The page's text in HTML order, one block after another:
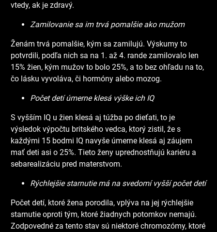
vtedy, ak je zdravý.
Zamilovanie sa im trvá pomalšie ako mužom
Ženám trvá pomalšie, kým sa zamilujú. Výskumy to
potvrdili, podľa nich sa na 1. až 4. rande zamilovalo len
15% žien, kým mužov to bolo 25%, a to bez ohľadu na to,
čo lásku vyvoláva, či hormóny alebo mozog.
Počet detí úmerne klesá výške ich IQ
S vyšším IQ u žien klesá aj túžba po dieťati, to je
výsledok výpočtu britského vedca, ktorý zistil, že s
každými 15 bodmi IQ navyše úmerne klesá aj záujem
mať deti asi o 25%. Tieto ženy uprednostňujú kariéru a
sebarealizáciu pred materstvom.
Rýchlejšie starnutie má na svedomí vyšší počet detí
Počet detí, ktoré žena porodila, vplýva na jej rýchlejšie
starnutie oproti tým, ktoré žiadnych potomkov nemajú.
Zodpovedné za tento stav sú niektoré chromozómy, ktoré